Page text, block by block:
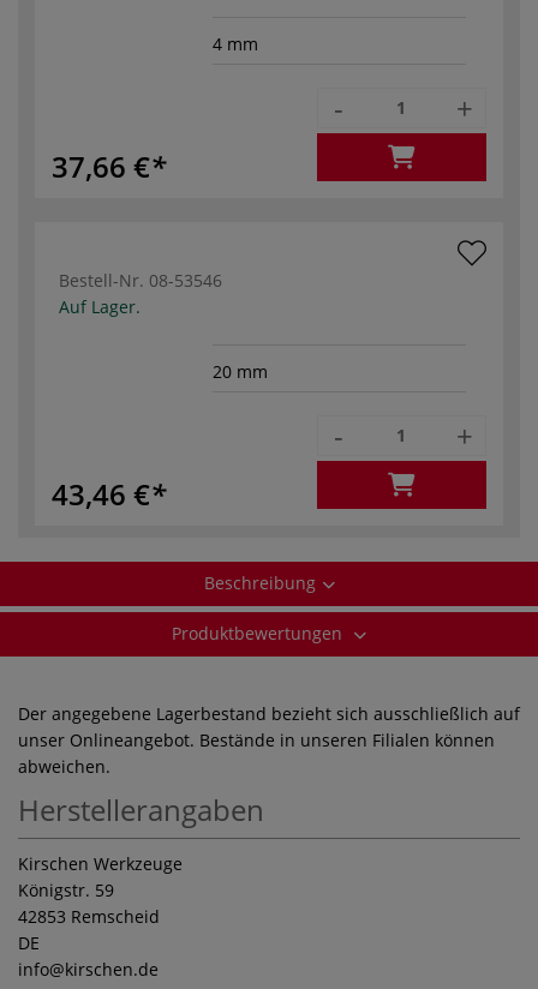
4 mm
37,66 €
- +
Bestell-Nr. 08-53546
Auf Lager.
20 mm
43,46 €
- +
Beschreibung
Produktbewertungen
Der angegebene Lagerbestand bezieht sich ausschließlich auf
unser Onlineangebot. Bestände in unseren Filialen können
abweichen.
Herstellerangaben
Kirschen Werkzeuge
Königstr. 59
42853 Remscheid
DE
info@kirschen.de